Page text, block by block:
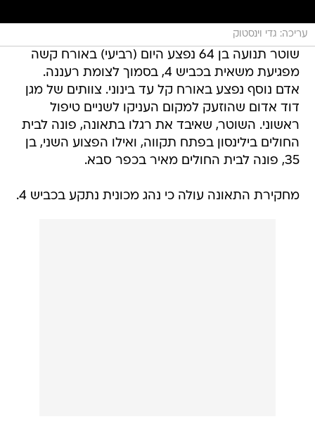
עריכה: גדי וינסטוק
שוטר תנועה בן 64 נפצע היום (רביעי) באורח קשה
מפגיעת משאית בכביש 4, בסמוך לצומת רעננה.
אדם נוסף נפצע באורח קל עד בינוני. צוותים של מגן
דוד אדום שהוזעק למקום העניקו לשניים טיפול
ראשוני. השוטר, שאיבד את רגלו בתאונה, פונה לבית
החולים בילינסון בפתח תקווה, ואילו הפצוע השני, בן
35, פונה לבית החולים מאיר בכפר סבא.
מחקירת התאונה עולה כי נהג מכונית נתקע בכביש 4.